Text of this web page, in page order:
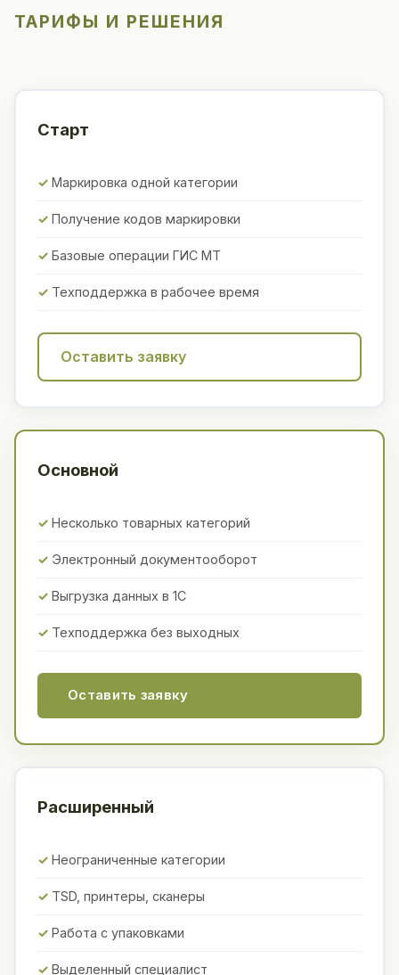
ТАРИФЫ И РЕШЕНИЯ
Старт
Маркировка одной категории
Получение кодов маркировки
Базовые операции ГИС МТ
Техподдержка в рабочее время
Оставить заявку
Основной
Несколько товарных категорий
Электронный документооборот
Выгрузка данных в 1С
Техподдержка без выходных
Оставить заявку
Расширенный
Неограниченные категории
TSD, принтеры, сканеры
Работа с упаковками
Выделенный специалист